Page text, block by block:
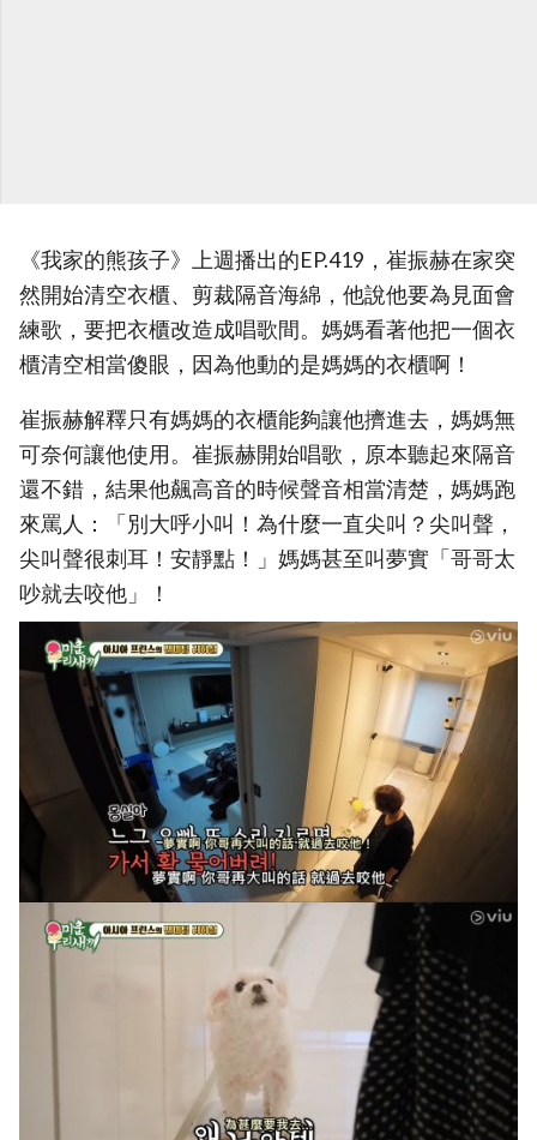
《我家的熊孩子》上週播出的EP.419，崔振赫在家突
然開始清空衣櫃、剪裁隔音海綿，他說他要為見面會
練歌，要把衣櫃改造成唱歌間。媽媽看著他把一個衣
櫃清空相當傻眼，因為他動的是媽媽的衣櫃啊！
崔振赫解釋只有媽媽的衣櫃能夠讓他擠進去，媽媽無
可奈何讓他使用。崔振赫開始唱歌，原本聽起來隔音
還不錯，結果他飆高音的時候聲音相當清楚，媽媽跑
來罵人：「別大呼小叫！為什麼一直尖叫？尖叫聲，
尖叫聲很刺耳！安靜點！」媽媽甚至叫夢實「哥哥太
吵就去咬他」！